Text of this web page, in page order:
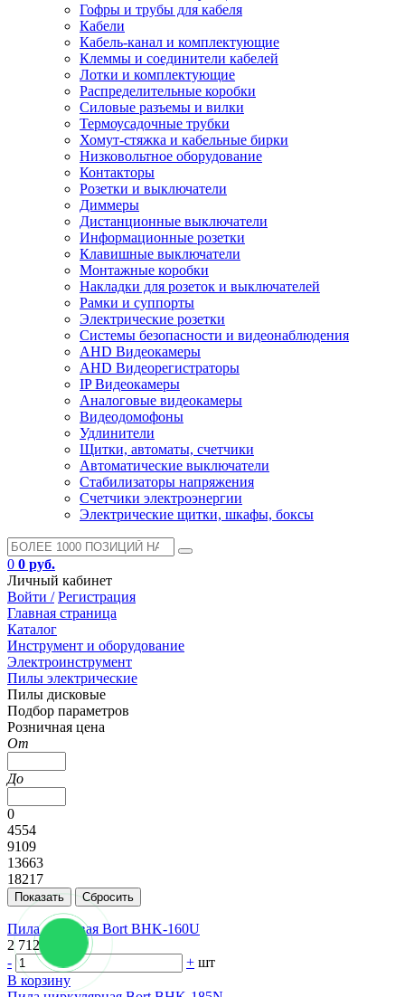
Гофры и трубы для кабеля
Кабели
Кабель-канал и комплектующие
Клеммы и соединители кабелей
Лотки и комплектующие
Распределительные коробки
Силовые разъемы и вилки
Термоусадочные трубки
Хомут-стяжка и кабельные бирки
Низковольтное оборудование
Контакторы
Розетки и выключатели
Диммеры
Дистанционные выключатели
Информационные розетки
Клавишные выключатели
Монтажные коробки
Накладки для розеток и выключателей
Рамки и суппорты
Электрические розетки
Системы безопасности и видеонаблюдения
AHD Видеокамеры
AHD Видеорегистраторы
IP Видеокамеры
Аналоговые видеокамеры
Видеодомофоны
Удлинители
Щитки, автоматы, счетчики
Автоматические выключатели
Стабилизаторы напряжения
Счетчики электроэнергии
Электрические щитки, шкафы, боксы
0 0 руб.
Личный кабинет
Войти / Регистрация
Главная страница
Каталог
Инструмент и оборудование
Электроинструмент
Пилы электрические
Пилы дисковые
Подбор параметров
Розничная цена
От
До
0
4554
9109
13663
18217
Пила дисковая Bort BHK-160U
2 712 руб.
-
+ шт
В корзину